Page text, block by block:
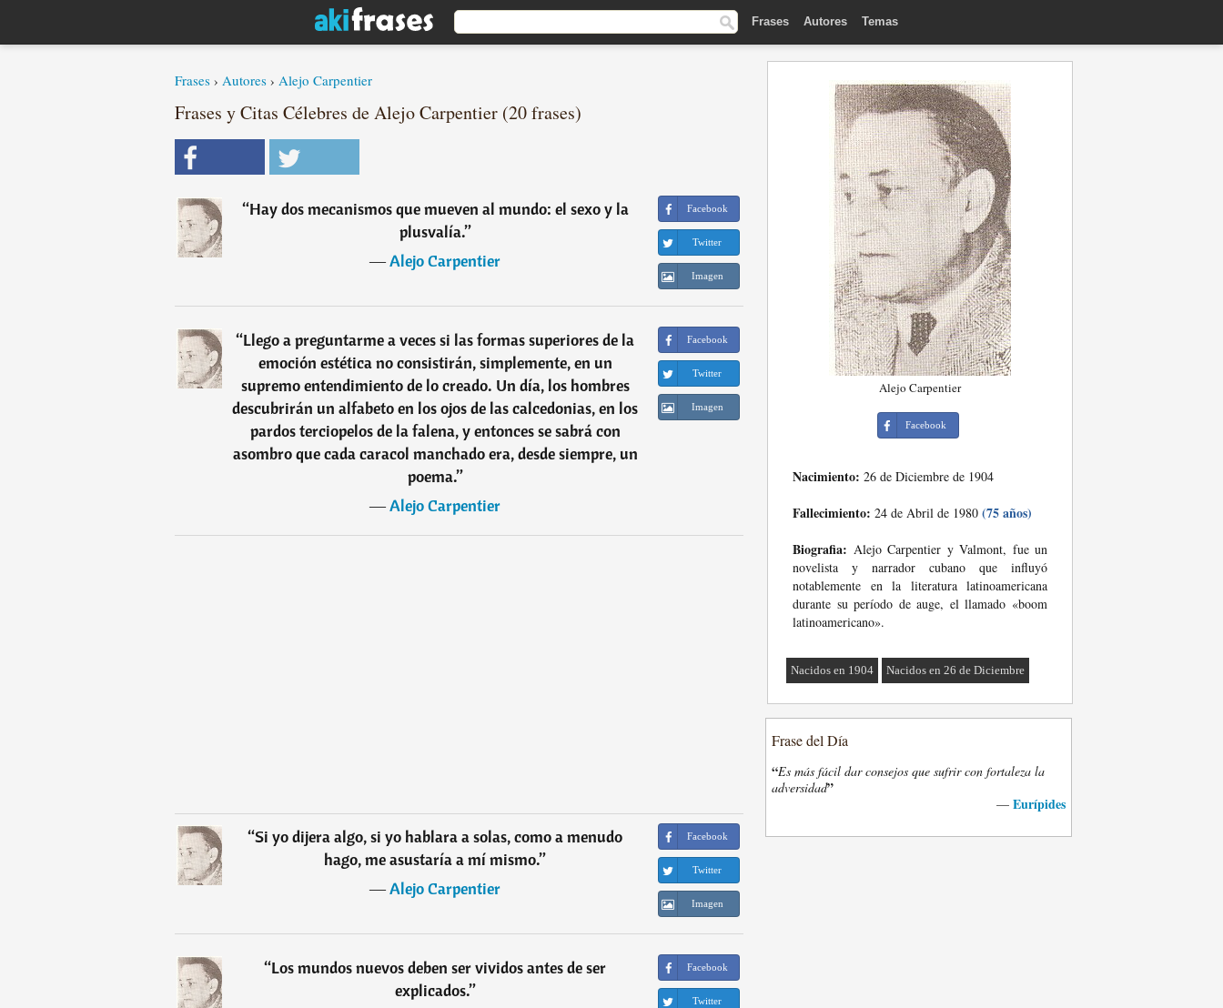
Frases Autores Temas
Frases › Autores › Alejo Carpentier
Frases y Citas Célebres de Alejo Carpentier (20 frases)
“Hay dos mecanismos que mueven al mundo: el sexo y la
plusvalía.”
―Alejo Carpentier
Facebook
Twitter
Imagen
“Llego a preguntarme a veces si las formas superiores de la
emoción estética no consistirán, simplemente, en un
supremo entendimiento de lo creado. Un día, los hombres
descubrirán un alfabeto en los ojos de las calcedonias, en los
pardos terciopelos de la falena, y entonces se sabrá con
asombro que cada caracol manchado era, desde siempre, un
poema.”
―Alejo Carpentier
Facebook
Twitter
Imagen
“Si yo dijera algo, si yo hablara a solas, como a menudo
hago, me asustaría a mí mismo.”
―Alejo Carpentier
Facebook
Twitter
Imagen
“Los mundos nuevos deben ser vividos antes de ser
explicados.”
Facebook
Twitter
Alejo Carpentier
Facebook
Nacimiento: 26 de Diciembre de 1904
Fallecimiento: 24 de Abril de 1980 (75 años)
Biografia: Alejo Carpentier y Valmont, fue un
novelista y narrador cubano que influyó
notablemente en la literatura latinoamericana
durante su período de auge, el llamado «boom
latinoamericano».
Nacidos en 1904 Nacidos en 26 de Diciembre
Frase del Día
“Es más fácil dar consejos que sufrir con fortaleza la
adversidad”
— Eurípides